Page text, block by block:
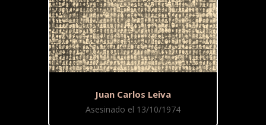
Juan Carlos Leiva
Asesinado el 13/10/1974